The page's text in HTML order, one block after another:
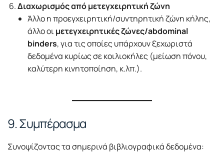
Διαχωρισμός από μετεγχειρητική ζώνη
Άλλο η προεγχειρητική/συντηρητική ζώνη κήλης,
άλλο οιμετεγχειρητικές ζώνες/abdominal
binders, για τις οποίες υπάρχουν ξεχωριστά
δεδομένα κυρίως σε κοιλιοκήλες (μείωση πόνου,
καλύτερη κινητοποίηση, κ.λπ.).
9. Συμπέρασμα
Συνοψίζοντας τα σημερινά βιβλιογραφικά δεδομένα: